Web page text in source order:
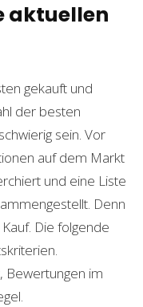
aktuellen
gekauft und
der besten
sein. Vor
auf dem Markt
und eine Liste
Denn
Die folgende
Bewertungen im